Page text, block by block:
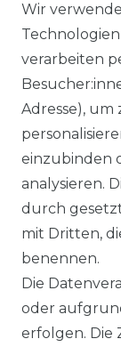
FAQS
ZAHLUNG
FÜR B2C
EN
Wir
verarbeiten
Adresse), um
einzubinden
analysieren.
durch
mit Dritten,
benennen.
Die
oder
erfolgen. Die